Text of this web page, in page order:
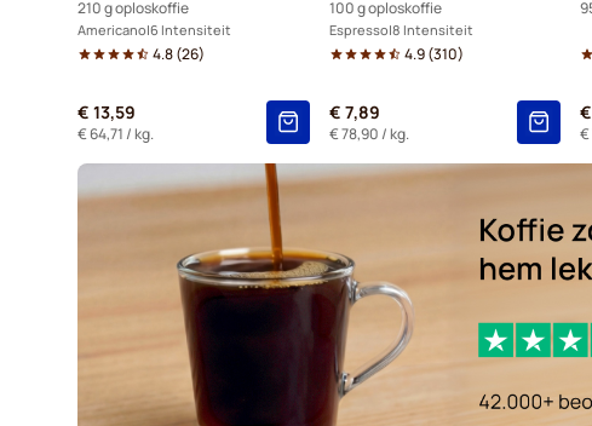
210 g oploskoffie
Americano 6 Intensiteit
4.8(26)
€ 13,59
€ 64,71 / kg.
100 g oploskoffie
Espresso 8 Intensiteit
4.9(310)
€ 7,89
€ 78,90 / kg. €